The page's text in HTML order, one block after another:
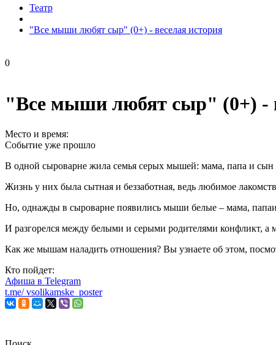
Театр
"Все мыши любят сыр" (0+) - веселая история
0
"Все мыши любят сыр" (0+) -
Место и время:
Событие уже прошло
В одной сыроварне жила семья серых мышей: мама, папа и
Жизнь у них была сытная и беззаботная, ведь любимое
Но, однажды в сыроварне появились мыши белые – мама,
И разгорелся между белыми и серыми родителями конфликт, а
Как же мышам наладить отношения? Вы узнаете об этом,
Кто пойдет:
Афиша в Telegram
t.me/vsolikamske_poster